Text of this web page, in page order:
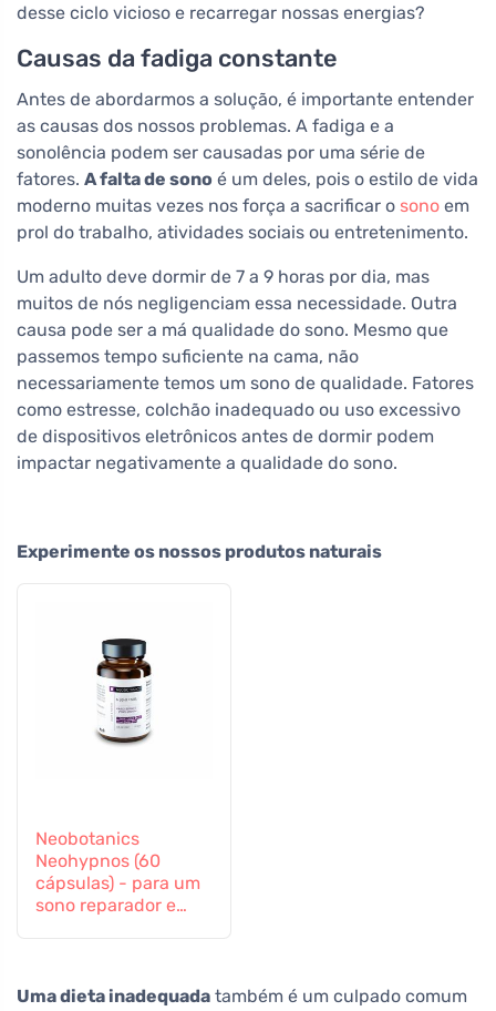
desse ciclo vicioso e recarregar nossas energias?
Causas da fadiga constante
Antes de abordarmos a solução, é importante entender
as causas dos nossos problemas. A fadiga e a
sonolência podem ser causadas por uma série de
fatores. A falta de sono é um deles, pois o estilo de vida
moderno muitas vezes nos força a sacrificar o sono em
prol do trabalho, atividades sociais ou entretenimento.
Um adulto deve dormir de 7 a 9 horas por dia, mas
muitos de nós negligenciam essa necessidade. Outra
causa pode ser a má qualidade do sono. Mesmo que
passemos tempo suficiente na cama, não
necessariamente temos um sono de qualidade. Fatores
como estresse, colchão inadequado ou uso excessivo
de dispositivos eletrônicos antes de dormir podem
impactar negativamente a qualidade do sono.
Experimente os nossos produtos naturais
Neobotanics
Neohypnos (60
cápsulas) - para um
sono reparador e
Uma dieta inadequada também é um culpado comum